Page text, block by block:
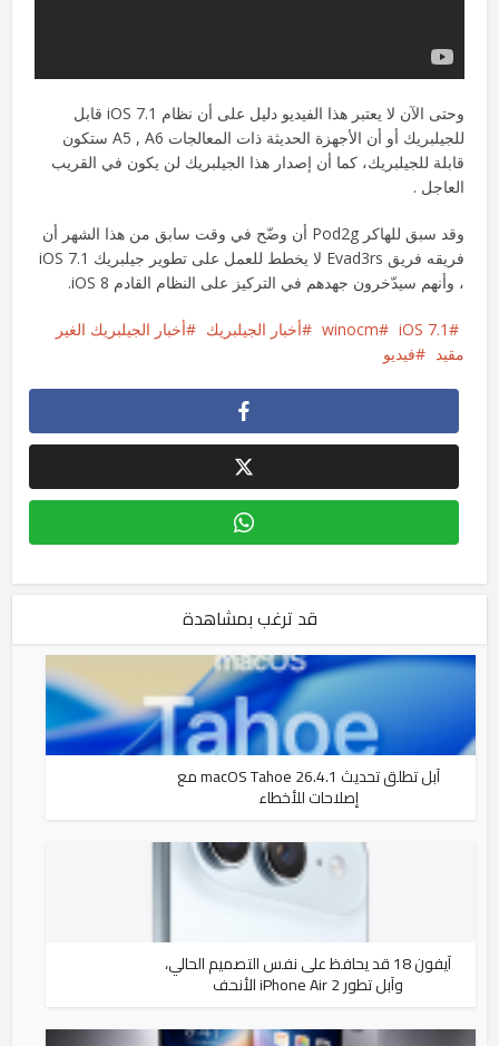
وحتى الآن لا يعتبر هذا الفيديو دليل على أن نظام iOS 7.1 قابل
للجيلبريك أو أن الأجهزة الحديثة ذات المعالجات A5 , A6 ستكون
قابلة للجيلبريك، كما أن إصدار هذا الجيلبريك لن يكون في القريب
العاجل .
وقد سبق للهاكر Pod2g أن وضّح في وقت سابق من هذا الشهر أن
فريقه فريق Evad3rs لا يخطط للعمل على تطوير جيلبريك iOS 7.1
، وأنهم سيدّخرون جهدهم في التركيز على النظام القادم iOS 8.
iOS 7.1
winocm أخبار الجيلبريك
أخبار الجيلبريك الغير
مقيد
فيديو
قد ترغب بمشاهدة
آبل تطلق تحديث macOS Tahoe 26.4.1 مع
إصلاحات للأخطاء
آيفون 18 قد يحافظ على نفس التصميم الحالي،
وآبل تطور iPhone Air 2 الأنحف